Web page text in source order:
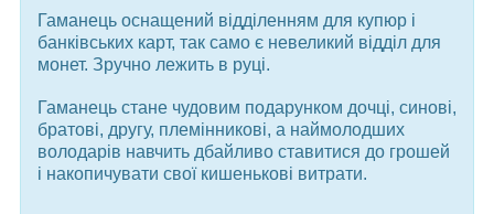
Гаманець оснащений відділенням для купюр і
банківських карт, так само є невеликий відділ для
монет. Зручно лежить в руці.
Гаманець стане чудовим подарунком дочці, синові,
братові, другу, племінникові, а наймолодших
володарів навчить дбайливо ставитися до грошей
і накопичувати свої кишенькові витрати.